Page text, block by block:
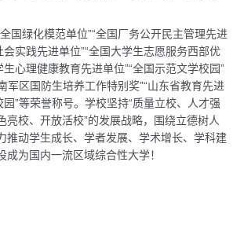
绿化模范单位”“全国厂务公开民主管理先进
会实践先进单位”“全国大学生志愿服务西部优
生心理健康教育先进单位”“全国示范文学校园”
军区国防生培养工作特别奖”“山东省教育先进
园”等荣誉称号。学校坚持“质量立校、人才强
亮校、开放活校”的发展战略，围绕立德树人
推动学生成长、学者发展、学术增长、学科建
成为国内一流区域综合性大学！